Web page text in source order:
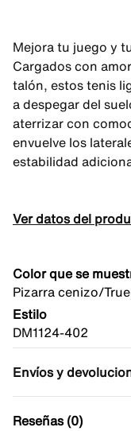
Mejora tu juego y
Cargados con
talón, estos tenis
a despegar del
aterrizar con
envuelve los
estabilidad
Ver datos del
Color que se
Pizarra cenizo/
Estilo
DM1124-402
Envíos y
Reseñas (0)